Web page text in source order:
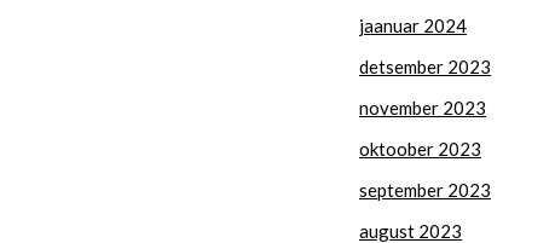
jaanuar 2024
detsember 2023
november 2023
oktoober 2023
september 2023
august 2023